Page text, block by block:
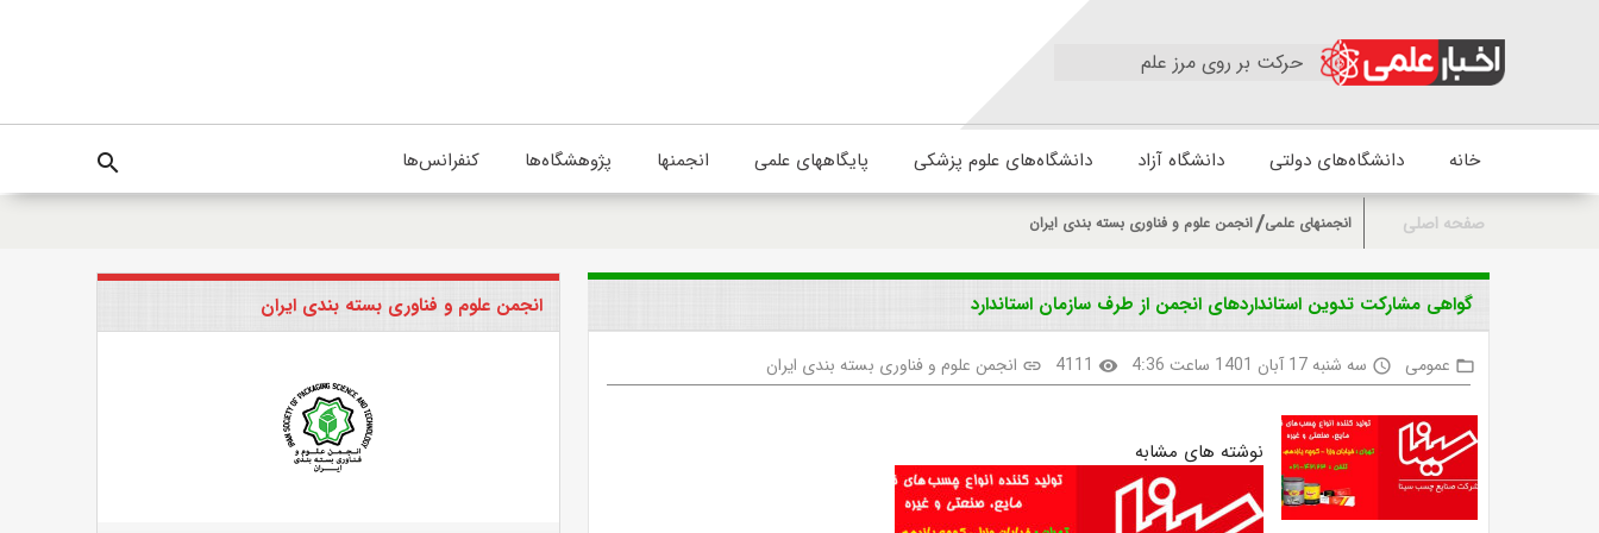
حرکت بر روی مرز علم
خانه دانشگاه‌های دولتی دانشگاه آزاد دانشگاه‌های علوم پزشکی پایگاههای علمی انجمنها پژوهشگاه‌ها کنفرانس‌ها search
صفحه اصلی انجمنهای علمی انجمن علوم و فناوری بسته بندی ایران
گواهی مشارکت تدوین استانداردهای انجمن از طرف سازمان استاندارد
folder_open عمومی access_time سه شنبه 17 آبان 1401 ساعت 4:36 visibility
4111
link انجمن علوم و فناوری بسته بندی ایران
نوشته های مشابه
انجمن علوم و فناوری بسته بندی ایران